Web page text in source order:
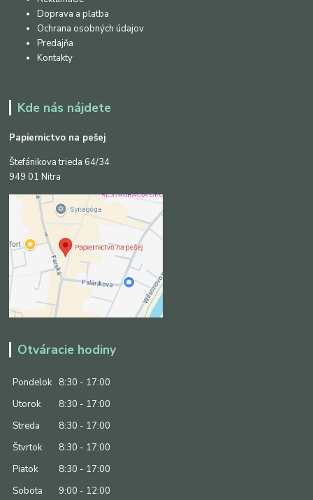
Doprava a platba
Ochrana osobných údajov
Predajňa
Kontakty
Kde nás nájdete
Papiernictvo na pešej
Štefánikova trieda 64/34
949 01 Nitra
Otváracie hodiny
Pondelok
8:30 - 17:00
Utorok
8:30 - 17:00
Streda
8:30 - 17:00
Štvrtok
8:30 - 17:00
Piatok
8:30 - 17:00
Sobota
9:00 - 12:00